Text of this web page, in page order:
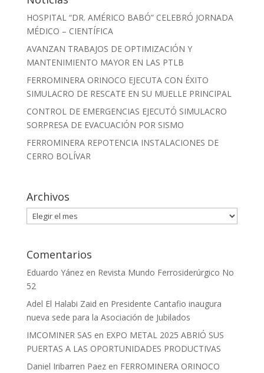
HOSPITAL “DR. AMÉRICO BABÓ” CELEBRÓ JORNADA
MÉDICO – CIENTÍFICA
AVANZAN TRABAJOS DE OPTIMIZACIÓN Y
MANTENIMIENTO MAYOR EN LAS PTLB
FERROMINERA ORINOCO EJECUTA CON ÉXITO
SIMULACRO DE RESCATE EN SU MUELLE PRINCIPAL
CONTROL DE EMERGENCIAS EJECUTÓ SIMULACRO
SORPRESA DE EVACUACIÓN POR SISMO
FERROMINERA REPOTENCIA INSTALACIONES DE
CERRO BOLÍVAR
Archivos
Archivos
Comentarios
Eduardo Yánezen Revista Mundo Ferrosiderúrgico No
52
Adel El Halabi Zaid en Presidente Cantafio inaugura
nueva sede para la Asociación de Jubilados
IMCOMINER SAS en EXPO METAL 2025 ABRIÓ SUS
PUERTAS A LAS OPORTUNIDADES PRODUCTIVAS
Daniel Iribarren Paezen FERROMINERA ORINOCO